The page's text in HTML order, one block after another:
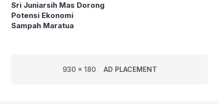
Sri Juniarsih Mas Dorong
Potensi Ekonomi
Sampah Maratua
930 x 180 AD PLACEMENT